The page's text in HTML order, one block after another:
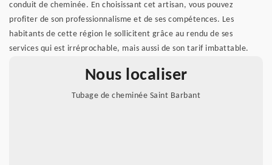
conduit de cheminée. En choisissant cet artisan, vous pouvez
profiter de son professionnalisme et de ses compétences. Les
habitants de cette région le sollicitent grâce au rendu de ses
services qui est irréprochable, mais aussi de son tarif imbattable.
Nous localiser
Tubage de cheminée Saint Barbant